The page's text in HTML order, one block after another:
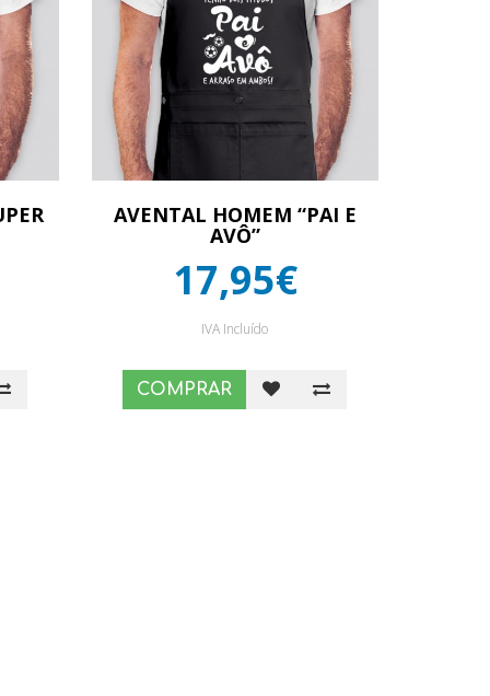
AVENTAL HOMEM “PAI E
AVÔ”
17,95€
IVA Incluído
COMPRAR